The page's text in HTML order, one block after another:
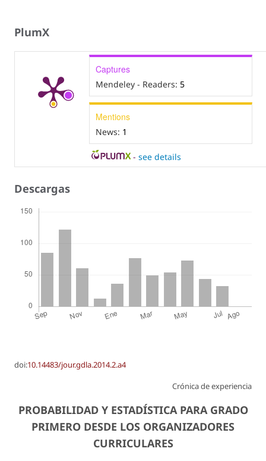
PlumX
Captures
Mendeley - Readers: 5
Mentions
News: 1
- see details
Descargas
doi:10.14483/jour.gdla.2014.2.a4
Crónica de experiencia
PROBABILIDAD Y ESTADÍSTICA PARA GRADO
PRIMERO DESDE LOS ORGANIZADORES
CURRICULARES